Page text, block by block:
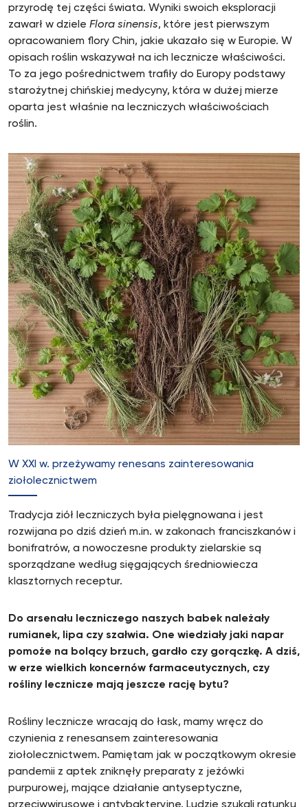
przyrodę tej części świata. Wyniki swoich eksploracji
zawarł w dziele Flora sinensis, które jest pierwszym
opracowaniem flory Chin, jakie ukazało się w Europie. W
opisach roślin wskazywał na ich lecznicze właściwości.
To za jego pośrednictwem trafiły do Europy podstawy
starożytnej chińskiej medycyny, która w dużej mierze
oparta jest właśnie na leczniczych właściwościach
roślin.
W XXI w. przeżywamy renesans zainteresowania
ziołolecznictwem
Tradycja ziół leczniczych była pielęgnowana i jest
rozwijana po dziś dzień m.in. w zakonach franciszkanów i
bonifratrów, a nowoczesne produkty zielarskie są
sporządzane według sięgających średniowiecza
klasztornych receptur.
Do arsenału leczniczego naszych babek należały
rumianek, lipa czy szałwia. One wiedziały jaki napar
pomoże na bolący brzuch, gardło czy gorączkę. A dziś,
w erze wielkich koncernów farmaceutycznych, czy
rośliny lecznicze mają jeszcze rację bytu?
Rośliny lecznicze wracają do łask, mamy wręcz do
czynienia z renesansem zainteresowania
ziołolecznictwem. Pamiętam jak w początkowym okresie
pandemii z aptek zniknęły preparaty z jeżówki
purpurowej, mające działanie antyseptyczne,
przeciwwirusowe i antybakteryjne. Ludzie szukali ratunku